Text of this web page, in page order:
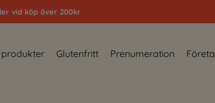
vid köp över 200kr
produkter Glutenfritt Prenumeration